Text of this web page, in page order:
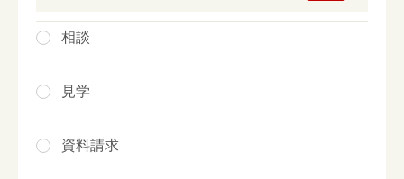
相談
見学
資料請求